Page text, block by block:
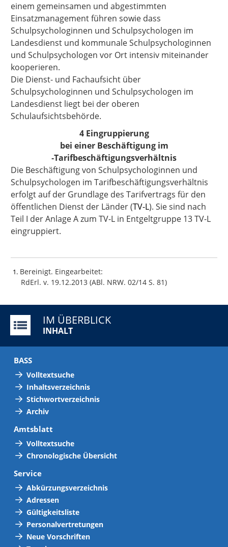
einem gemeinsamen und abgestimmten
Einsatzmanagement führen sowie dass
Schulpsychologinnen und Schulpsychologen im
Landesdienst und kommunale Schulpsychologinnen
und Schulpsychologen vor Ort intensiv miteinander
kooperieren.
Die Dienst- und Fachaufsicht über
Schulpsychologinnen und Schulpsychologen im
Landesdienst liegt bei der oberen
Schulaufsichtsbehörde.
4 Eingruppierung
bei einer Beschäftigung im
‑Tarifbeschäftigungsverhältnis
Die Beschäftigung von Schulpsychologinnen und
Schulpsychologen im Tarifbeschäftigungsverhältnis
erfolgt auf der Grundlage des Tarifvertrags für den
öffentlichen Dienst der Länder (TV-L). Sie sind nach
Teil I der Anlage A zum TV-L in Entgeltgruppe 13 TV-L
eingruppiert.
1 Bereinigt. Eingearbeitet:
RdErl. v. 19.12.2013 (ABl. NRW. 02/14 S. 81)
IM ÜBERBLICK
INHALT
BASS
Volltextsuche
Inhaltsverzeichnis
Stichwortverzeichnis
Archiv
Amtsblatt
Volltextsuche
Chronologische Übersicht
Service
Abkürzungsverzeichnis
Adressen
Gültigkeitsliste
Personalvertretungen
Neue Vorschriften